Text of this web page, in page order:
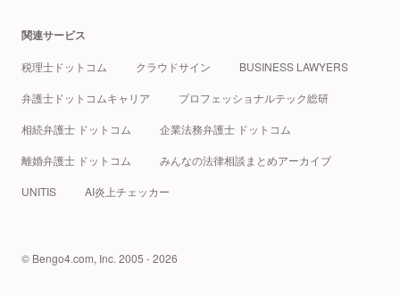
関連サービス
税理士ドットコム クラウドサイン BUSINESS LAWYERS
弁護士ドットコムキャリア プロフェッショナルテック総研
相続弁護士 ドットコム 企業法務弁護士 ドットコム
離婚弁護士 ドットコム みんなの法律相談まとめアーカイブ
UNITIS AI炎上チェッカー
© Bengo4.com, Inc. 2005 - 2026